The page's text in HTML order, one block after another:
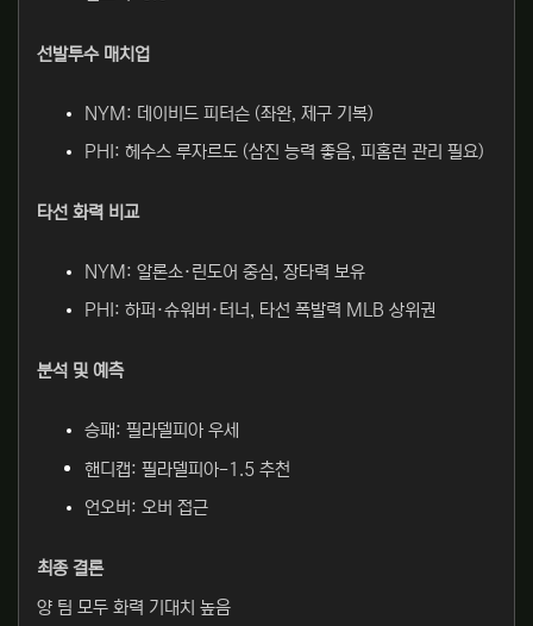
선발투수 매치업
NYM: 데이비드 피터슨 (좌완, 제구 기복)
PHI: 헤수스 루자르도 (삼진 능력 좋음, 피홈런 관리 필요)
타선 화력 비교
NYM: 알론소·린도어 중심, 장타력 보유
PHI: 하퍼·슈워버·터너, 타선 폭발력 MLB 상위권
분석 및 예측
승패: 필라델피아 우세
핸디캡: 필라델피아-1.5 추천
언오버: 오버 접근
최종 결론
양 팀 모두 화력 기대치 높음